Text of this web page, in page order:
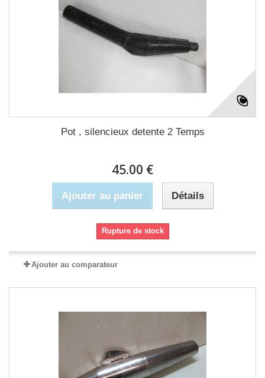
Pot , silencieux detente 2 Temps
45.00 €
Ajouter au panier Détails
Rupture de stock
Ajouter au comparateur